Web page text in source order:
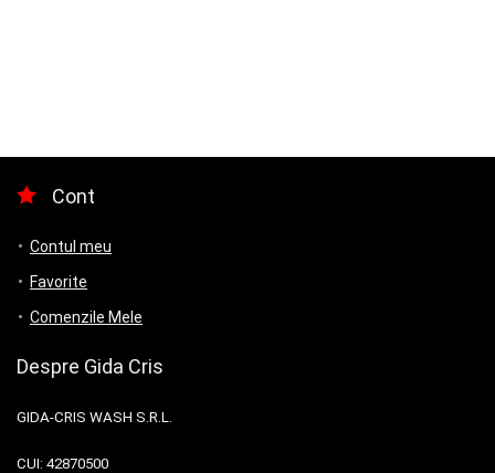
Cont
Contul meu
Favorite
Comenzile Mele
Despre Gida Cris
GIDA-CRIS WASH S.R.L.
CUI: 42870500